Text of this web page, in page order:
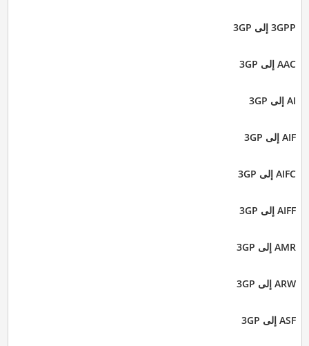
3GPP إلى 3GP
AAC إلى 3GP
AI إلى 3GP
AIF إلى 3GP
AIFC إلى 3GP
AIFF إلى 3GP
AMR إلى 3GP
ARW إلى 3GP
ASF إلى 3GP